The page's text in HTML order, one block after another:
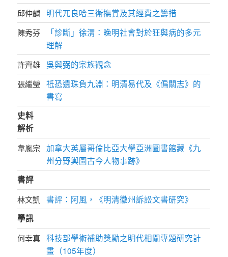
邱仲麟 明代兀良哈三衛撫賞及其經費之籌措
陳秀芬
「診斷」徐渭：晚明社會對於狂與病的多元
理解
許齊雄 吳與弼的宗族觀念
張繼瑩
祇恐遺珠負九淵：明清易代及《偏關志》的
書寫
史料
解析
韋胤宗 加拿大英屬哥倫比亞大學亞洲圖書館藏《九
州分野輿圖古今人物事跡》
書評
林文凱 書評：阿風，《明清徽州訴訟文書研究》
學訊
何幸真 科技部學術補助獎勵之明代相關專題研究計
畫（105年度）